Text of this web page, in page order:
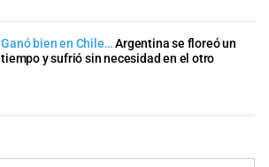
Ganó bien en Chile…Argentina se floreó un
tiempo y sufrió sin necesidad en el otro